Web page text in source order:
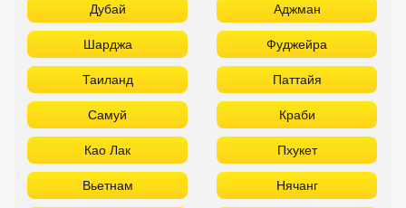
Дубай Аджман
Шарджа Фуджейра
Таиланд Паттайя
Самуй Краби
Као Лак Пхукет
Вьетнам Нячанг